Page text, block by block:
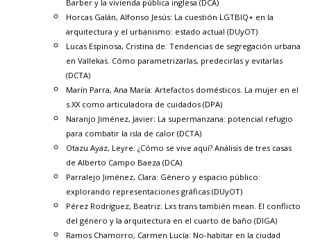
Barber y la vivienda pública inglesa (DCA)
Horcas Galán, Alfonso Jesús: La cuestión LGTBIQ+ en la
arquitectura y el urbanismo: estado actual (DUyOT)
Lucas Espinosa, Cristina de: Tendencias de segregación urbana
en Vallekas. Cómo parametrizarlas, predecirlas y evitarlas
(DCTA)
Marín Parra, Ana María: Artefactos domésticos. La mujer en el
s.XX como articuladora de cuidados (DPA)
Naranjo Jiménez, Javier: La supermanzana: potencial refugio
para combatir la isla de calor (DCTA)
Otazu Ayaz, Leyre: ¿Cómo se vive aquí? Análisis de tres casas
de Alberto Campo Baeza (DCA)
Parralejo Jiménez, Clara: Género y espacio público:
explorando representaciones gráficas (DUyOT)
Pérez Rodríguez, Beatriz: Lxs trans también mean. El conflicto
del género y la arquitectura en el cuarto de baño (DIGA)
Ramos Chamorro, Carmen Lucía: No-habitar en la ciudad